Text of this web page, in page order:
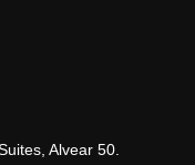
Alvear 50.